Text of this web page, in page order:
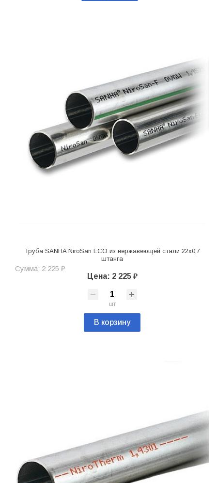
Труба SANHA NiroSan ECO из нержавеющей стали 22х0,7
штанга
Сумма: 2 225 ₽
Цена: 2 225 ₽
шт
В корзину